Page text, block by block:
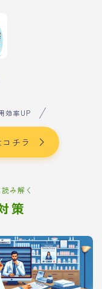
効率UP
チラ
み解く
策